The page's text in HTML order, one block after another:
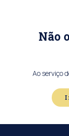
Não
Ao serviço